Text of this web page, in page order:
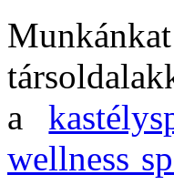
a
wellness